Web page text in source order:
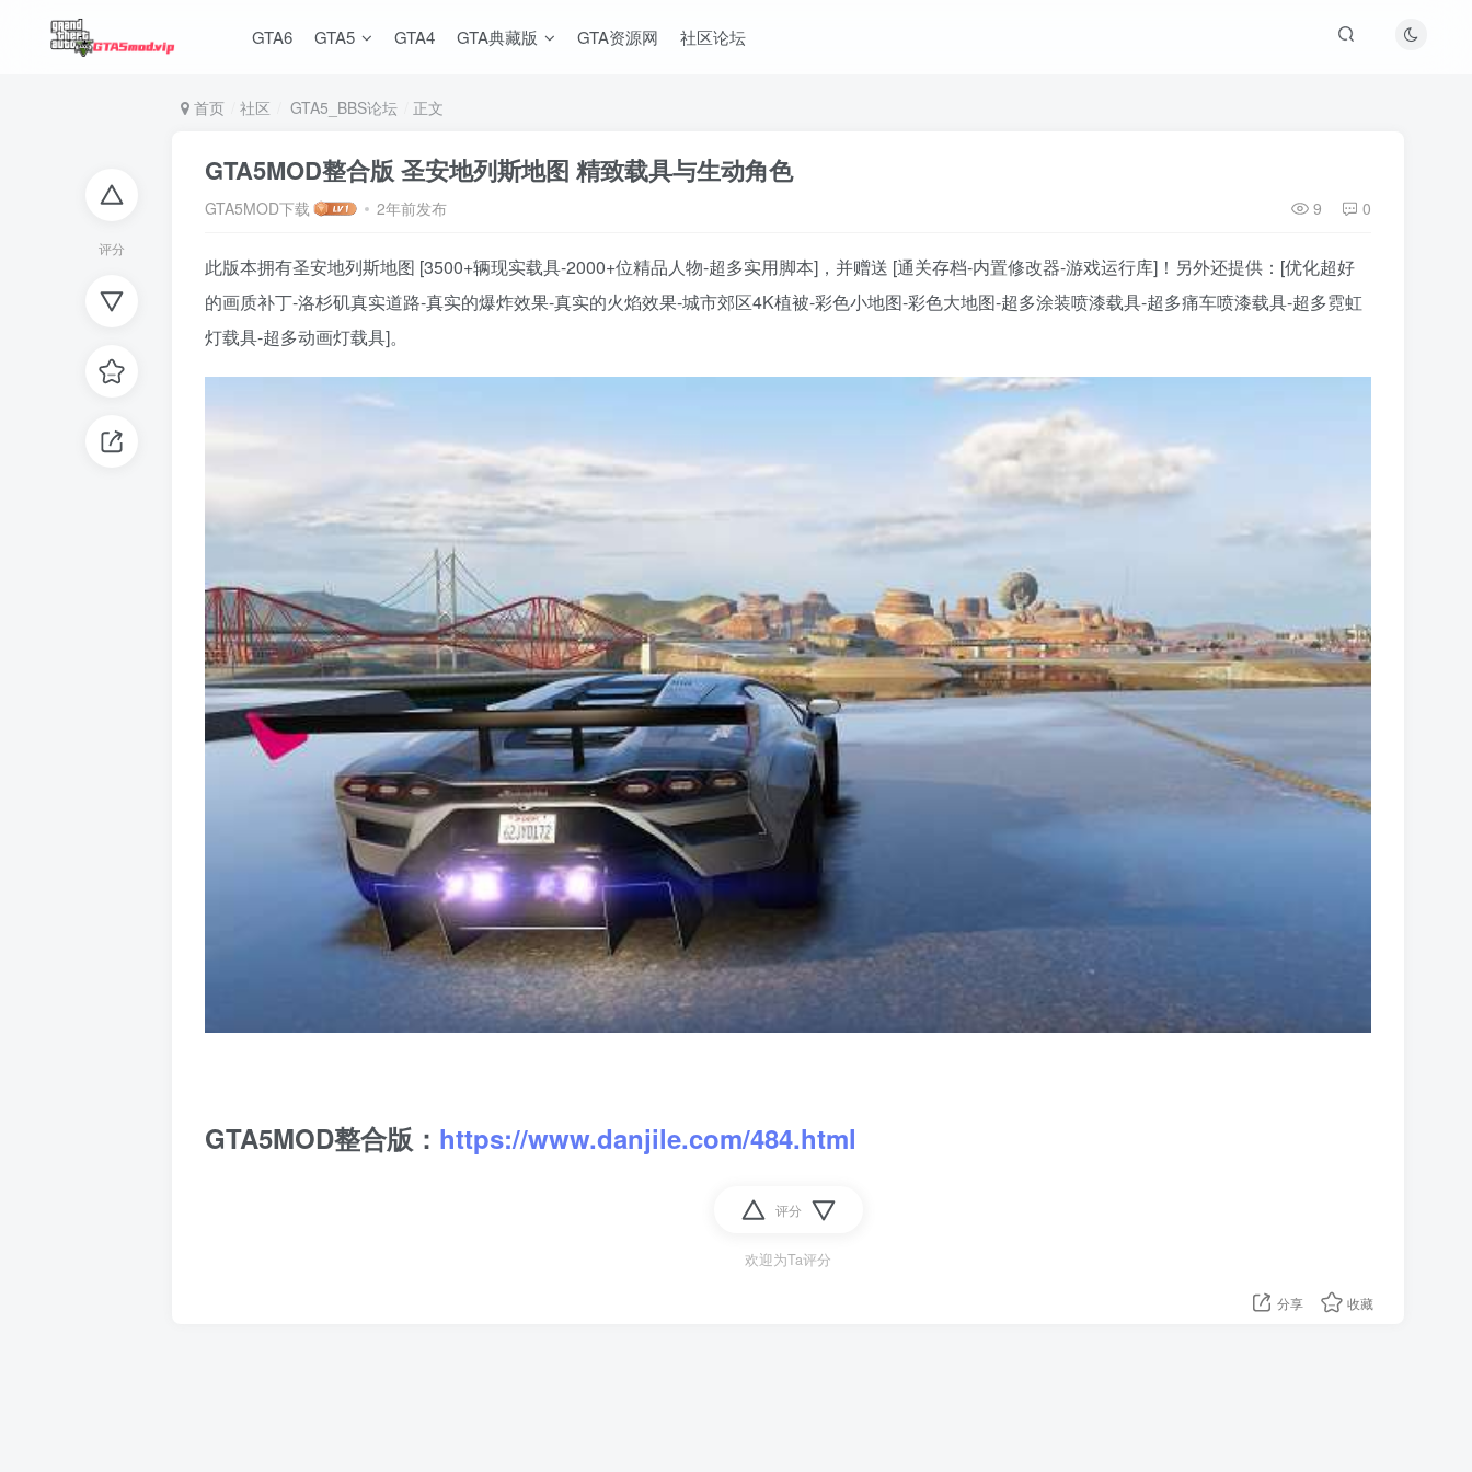
GTA6 GTA5 GTA4 GTA典藏版 GTA资源网 社区论坛
评分
首页 社区 GTA5_BBS论坛 正文
GTA5MOD整合版 圣安地列斯地图 精致载具与生动角色
GTA5MOD下载 2年前发布 9 0
此版本拥有圣安地列斯地图 [3500+辆现实载具-2000+位精品人物-超多实用脚本]，并赠送 [通关存档-内置修改器-游戏运行库]！另外还提供：[优化超好
的画质补丁-洛杉矶真实道路-真实的爆炸效果-真实的火焰效果-城市郊区4K植被-彩色小地图-彩色大地图-超多涂装喷漆载具-超多痛车喷漆载具-超多霓虹
灯载具-超多动画灯载具]。
GTA5MOD整合版： https://www.danjile.com/484.html
评分
欢迎为Ta评分
分享 收藏